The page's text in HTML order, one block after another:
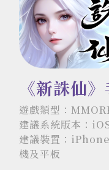
《新誅仙
遊戲類型：
建議系統版本：
建議裝置：
機及平板